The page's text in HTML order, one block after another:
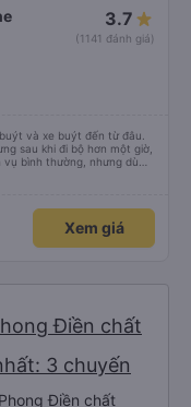
3.7
(1141 đánh giá)
và xe buýt đến từ đâu.
sau khi đi bộ hơn một giờ,
bình thường, nhưng dù
mái. Sẽ tuyệt hơn nếu
Xem giá
Điền chất
3 chuyến
Điền chất